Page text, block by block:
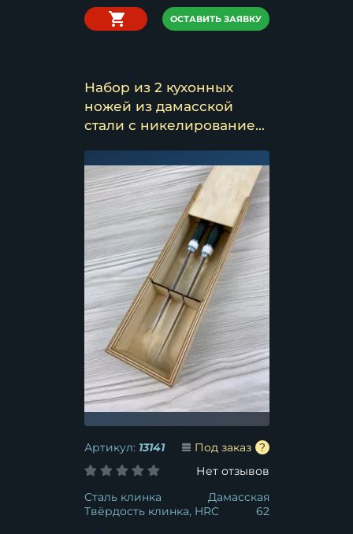
ОСТАВИТЬ ЗАЯВКУ
Набор из 2 кухонных
ножей из дамасской
стали с никелированием
Артикул: 13141
Под заказ
Нет отзывов
Сталь клинка
Дамасская
Твёрдость клинка, HRC
62